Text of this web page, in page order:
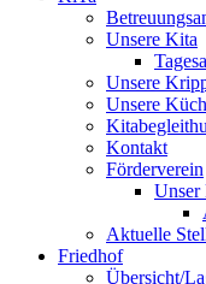
Unsere Kita
Unsere
Unsere
Kontakt
Förderverein
Unser
Aktuelle
Friedhof
Übersicht/